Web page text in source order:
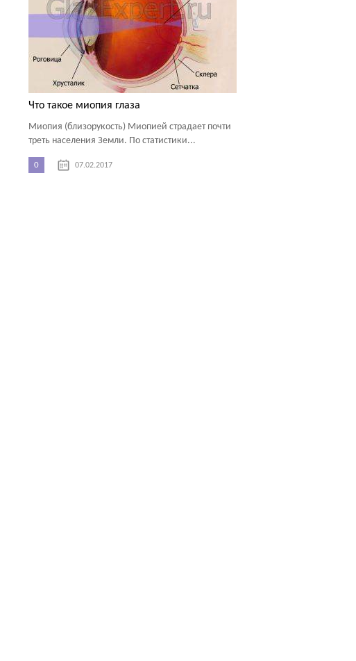
Что такое миопия глаза
Миопия (близорукость) Миопией страдает почти
треть населения Земли. По статистики...
0 07.02.2017